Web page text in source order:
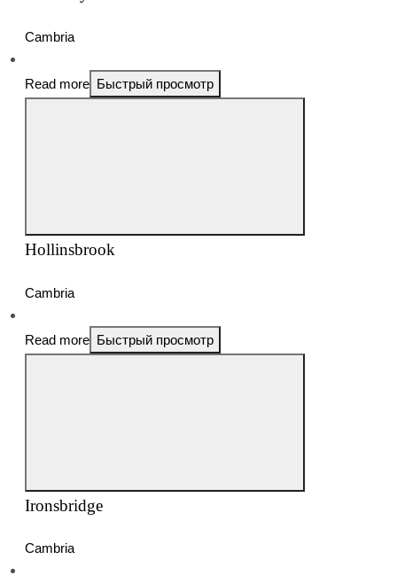
Cambria
Read more Быстрый просмотр
Hollinsbrook
Cambria
Read more Быстрый просмотр
Ironsbridge
Cambria